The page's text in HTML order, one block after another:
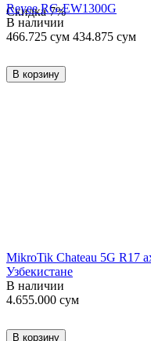
Скидка7%
Reyee RG-EW1300G
В наличии
466.725 сум 434.875 сум
В корзину
MikroTik Chateau 5G R17
Узбекистане
В наличии
4.655.000 сум
В корзину